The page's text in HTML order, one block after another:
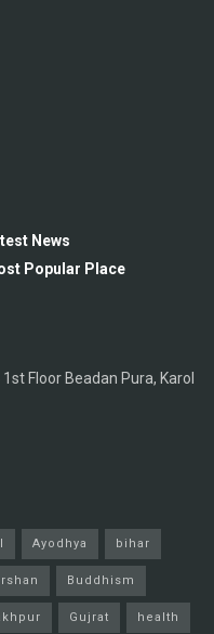
News
Popular Place
Floor Beadan Pura, Karol
Ayodhya bihar
Buddhism
Gujrat health